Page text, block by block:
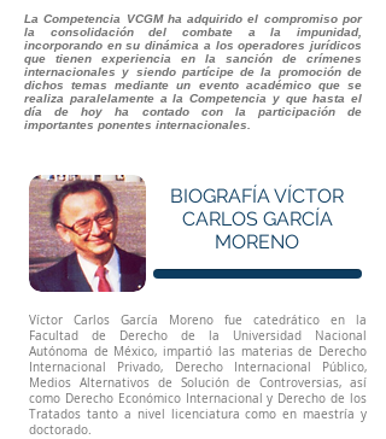
La Competencia VCGM ha adquirido el compromiso por
la consolidación del combate a la impunidad,
incorporando en su dinámica a los operadores jurídicos
que tienen experiencia en la sanción de crímenes
internacionales y siendo partícipe de la promoción de
dichos temas mediante un evento académico que se
realiza paralelamente a la Competencia y que hasta el
día de hoy ha contado con la participación de
importantes ponentes internacionales.
BIOGRAFÍA VÍCTOR
CARLOS GARCÍA
MORENO
Víctor Carlos García Moreno fue catedrático en la
Facultad de Derecho de la Universidad Nacional
Autónoma de México, impartió las materias de Derecho
Internacional Privado, Derecho Internacional Público,
Medios Alternativos de Solución de Controversias, así
como Derecho Económico Internacional y Derecho de los
Tratados tanto a nivel licenciatura como en maestría y
doctorado.